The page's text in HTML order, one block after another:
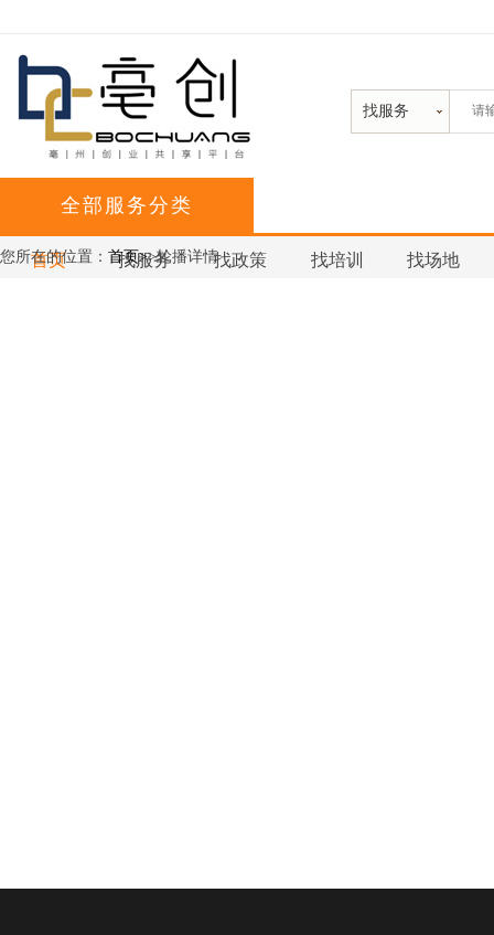
找服务
全部服务分类
首页 找服务 找政策 找培训 找场地
您所在的位置： 首页>>轮播详情